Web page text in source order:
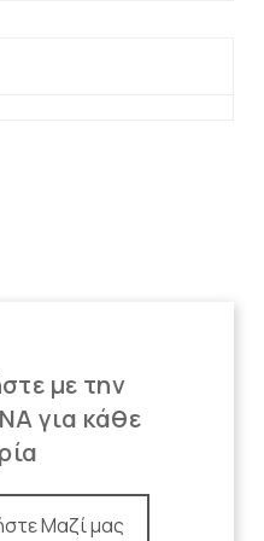
με την
για κάθε
Μαζί μας